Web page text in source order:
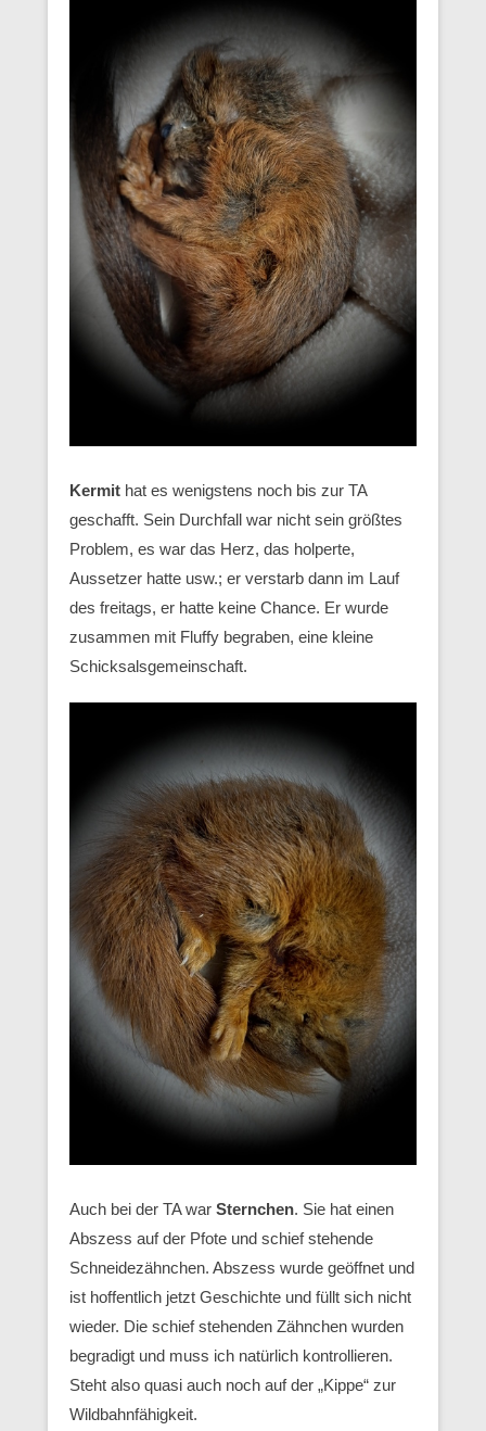
Kermit hat es wenigstens noch bis zur TA
geschafft. Sein Durchfall war nicht sein größtes
Problem, es war das Herz, das holperte,
Aussetzer hatte usw.; er verstarb dann im Lauf
des freitags, er hatte keine Chance. Er wurde
zusammen mit Fluffy begraben, eine kleine
Schicksalsgemeinschaft.
Auch bei der TA war Sternchen. Sie hat einen
Abszess auf der Pfote und schief stehende
Schneidezähnchen. Abszess wurde geöffnet und
ist hoffentlich jetzt Geschichte und füllt sich nicht
wieder. Die schief stehenden Zähnchen wurden
begradigt und muss ich natürlich kontrollieren.
Steht also quasi auch noch auf der „Kippe“ zur
Wildbahnfähigkeit.